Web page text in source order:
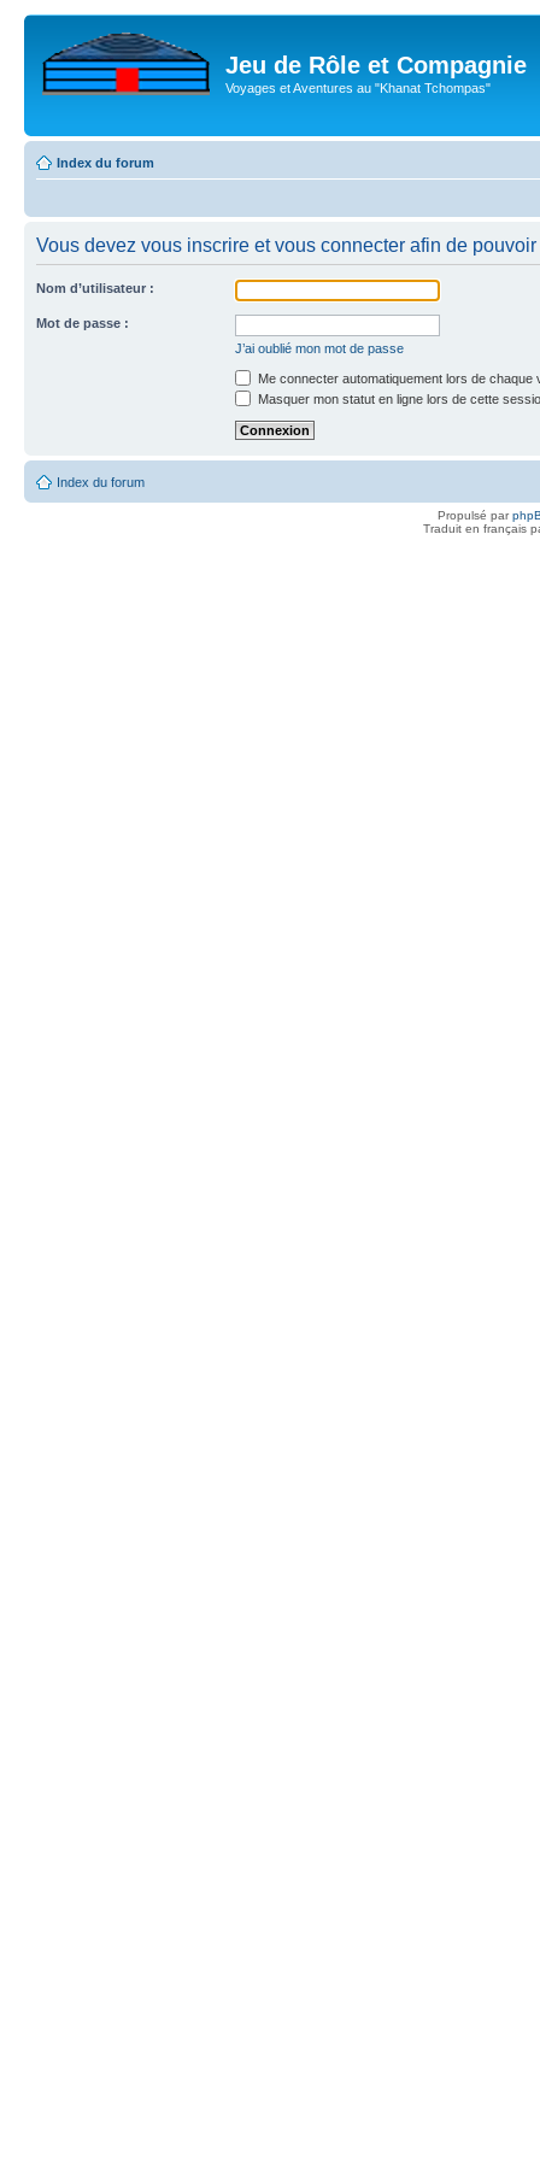
Jeu de Rôle et Compagnie
Voyages et Aventures au "Khanat Tchompas"
Index du forum
Vous devez vous inscrire et vous connecter afin de
Nom d’utilisateur :
Mot de passe :
J’ai oublié mon mot de passe
Me connecter automatiquement lors de chaque
Masquer mon statut en ligne lors de cette
Index du forum
Propulsé par
Traduit en français